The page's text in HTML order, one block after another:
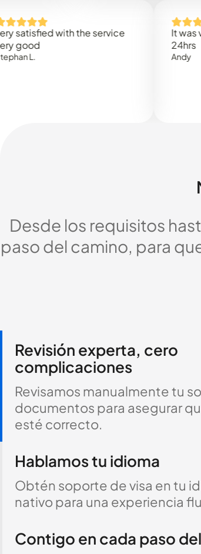
with the service
It was very
Desde los requisitos
paso del camino, para
Revisión experta, cero
complicaciones
Revisamos manualmente tu
documentos para asegurar
esté correcto.
Hablamos tu idioma
Obtén soporte de visa en tu
nativo para una experiencia
Contigo en cada paso